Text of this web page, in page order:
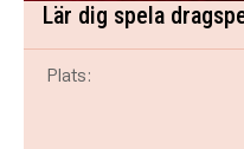
Lär dig spela
Plats: